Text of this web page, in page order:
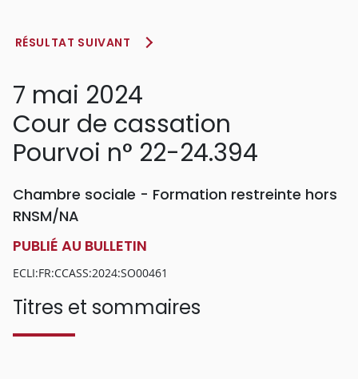
RÉSULTAT SUIVANT
7 mai 2024
Cour de cassation
Pourvoi n° 22-24.394
Chambre sociale - Formation restreinte hors
RNSM/NA
PUBLIÉ AU BULLETIN
ECLI:FR:CCASS:2024:SO00461
Titres et sommaires